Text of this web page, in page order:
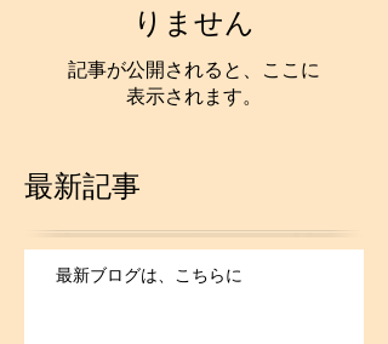
りません
記事が公開されると、ここに
表示されます。
最新記事
最新ブログは、こちらに